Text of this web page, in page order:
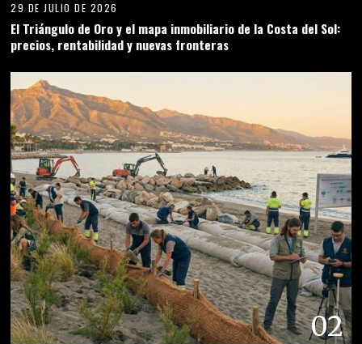
29 DE JULIO DE 2026
El Triángulo de Oro y el mapa inmobiliario de la Costa del Sol:
precios, rentabilidad y nuevas fronteras
02